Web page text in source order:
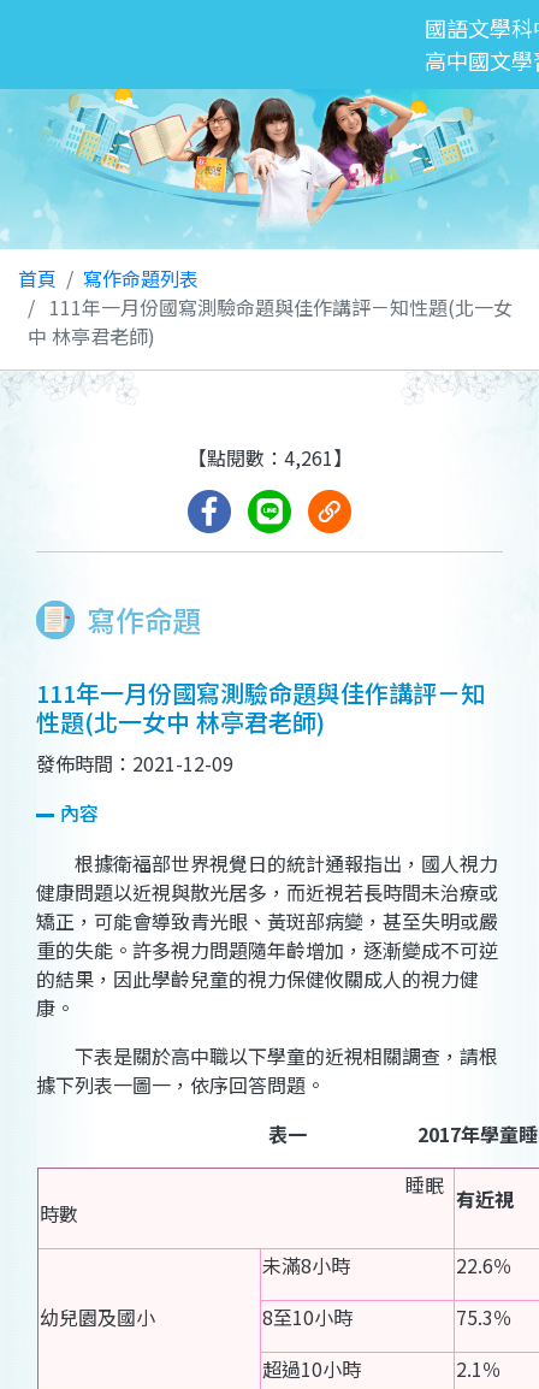
國語文學
高中國文
首頁
寫作命題列表
111年一月份國寫測驗命題與佳作講評－知性題(北一女
中 林亭君老師)
寫作命題
【點閱數：4,261】
111年一月份國寫測驗命題與佳作講評－知
性題(北一女中 林亭君老師)
發佈時間：2021-12-09
內容
根據衛福部世界視覺日的統計通報指出，國人視力
健康問題以近視與散光居多，而近視若長時間未治療或
矯正，可能會導致青光眼、黃斑部病變，甚至失明或嚴
重的失能。許多視力問題隨年齡增加，逐漸變成不可逆
的結果，因此學齡兒童的視力保健攸關成人的視力健
康。
下表是關於高中職以下學童的近視相關調查，請根
據下列表一圖一，依序回答問題。
表一
2017年學童
睡眠
時數
有近視
幼兒園及國小
未滿8小時
22.6％
8至10小時
75.3％
超過10小時
2.1％